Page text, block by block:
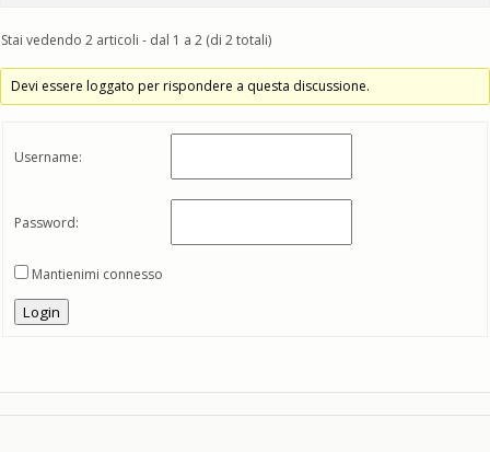
Stai vedendo 2 articoli - dal 1 a 2 (di 2 totali)
Devi essere loggato per rispondere a questa discussione.
Username:
Password:
Mantienimi connesso
Login